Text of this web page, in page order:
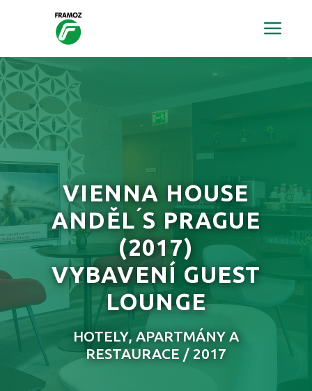
VIENNA HOUSE
ANDĚL ́S PRAGUE
(2017)
VYBAVENÍ GUEST
LOUNGE
HOTELY, APARTMÁNY A
RESTAURACE / 2017